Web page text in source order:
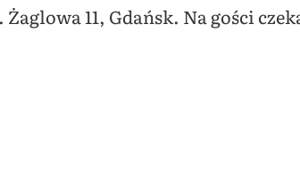
11, Gdańsk. Na gości